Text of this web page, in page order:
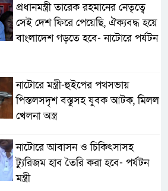
প্রধানমন্ত্রী তারেক রহমানের নেতৃত্বে
সেই দেশ ফিরে পেয়েছি, ঐক্যবদ্ধ হয়ে
বাংলাদেশ গড়তে হবে- নাটোরে পর্যটন
নাটোরে মন্ত্রী-হুইপের পথসভায়
পিস্তলসদৃশ বস্তুসহ যুবক আটক, মিলল
খেলনা অস্ত্র
নাটোরে আবাসন ও চিকিৎসাসহ
ট্যুরিজম হাব তৈরি করা হবে- পর্যটন
মন্ত্রী